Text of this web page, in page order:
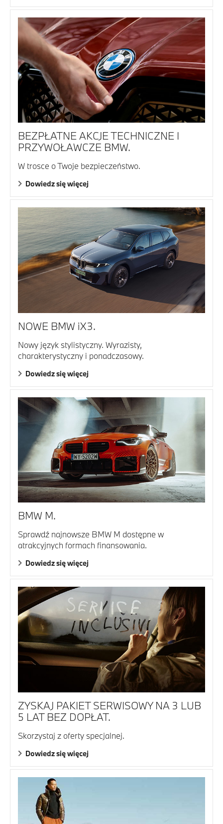
BEZPŁATNE AKCJE TECHNICZNE I
PRZYWOŁAWCZE BMW.
W trosce o Twoje bezpieczeństwo.
Dowiedz się więcej
NOWE BMW iX3.
Nowy język stylistyczny. Wyrazisty,
charakterystyczny i ponadczasowy.
Dowiedz się więcej
BMW M.
Sprawdź najnowsze BMW M dostępne w
atrakcyjnych formach finansowania.
Dowiedz się więcej
ZYSKAJ PAKIET SERWISOWY NA 3 LUB
5 LAT BEZ DOPŁAT.
Skorzystaj z oferty specjalnej.
Dowiedz się więcej